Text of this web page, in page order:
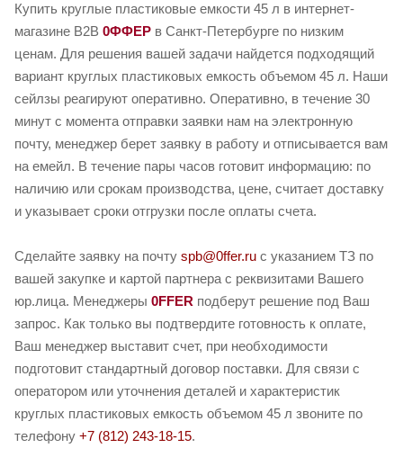
Купить круглые пластиковые емкости 45 л в интернет-
магазине B2B 0ФФЕР в Санкт-Петербурге по низким
ценам. Для решения вашей задачи найдется подходящий
вариант круглых пластиковых емкость объемом 45 л. Наши
сейлзы реагируют оперативно. Оперативно, в течение 30
минут с момента отправки заявки нам на электронную
почту, менеджер берет заявку в работу и отписывается вам
на емейл. В течение пары часов готовит информацию: по
наличию или срокам производства, цене, считает доставку
и указывает сроки отгрузки после оплаты счета.
Сделайте заявку на почту spb@0ffer.ru с указанием ТЗ по
вашей закупке и картой партнера с реквизитами Вашего
юр.лица. Менеджеры 0FFER подберут решение под Ваш
запрос. Как только вы подтвердите готовность к оплате,
Ваш менеджер выставит счет, при необходимости
подготовит стандартный договор поставки. Для связи с
оператором или уточнения деталей и характеристик
круглых пластиковых емкость объемом 45 л звоните по
телефону +7 (812) 243-18-15.